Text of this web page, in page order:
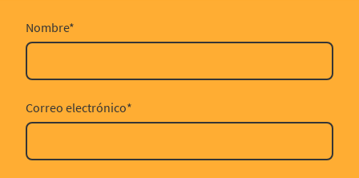
Nombre*
Correo electrónico*